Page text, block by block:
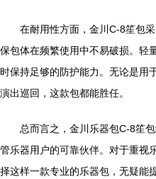
在耐用性方面，金川C-8笙包
保包体在频繁使用中不易破损。轻
时保持足够的防护能力。无论是用
演出巡回，这款包都能胜任。
总而言之，金川乐器包C-8笙
管乐器用户的可靠伙伴。对于重视
择这样一款专业的乐器包，无疑能